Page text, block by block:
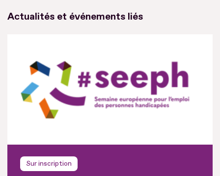
Actualités et événements liés
Sur inscription